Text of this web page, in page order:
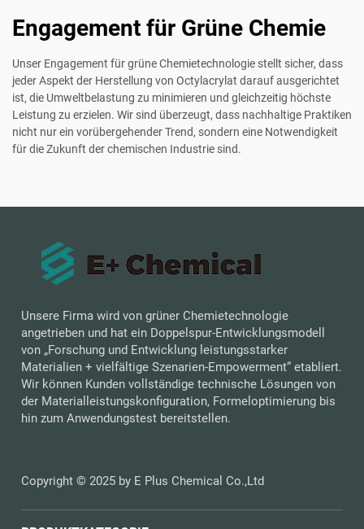
Engagement für Grüne Chemie
Unser Engagement für grüne Chemietechnologie stellt sicher, dass
jeder Aspekt der Herstellung von Octylacrylat darauf ausgerichtet
ist, die Umweltbelastung zu minimieren und gleichzeitig höchste
Leistung zu erzielen. Wir sind überzeugt, dass nachhaltige Praktiken
nicht nur ein vorübergehender Trend, sondern eine Notwendigkeit
für die Zukunft der chemischen Industrie sind.
Unsere Firma wird von grüner Chemietechnologie
angetrieben und hat ein Doppelspur-Entwicklungsmodell
von „Forschung und Entwicklung leistungsstarker
Materialien + vielfältige Szenarien-Empowerment“ etabliert.
Wir können Kunden vollständige technische Lösungen von
der Materialleistungskonfiguration, Formeloptimierung bis
hin zum Anwendungstest bereitstellen.
Copyright © 2025 by E Plus Chemical Co.,Ltd